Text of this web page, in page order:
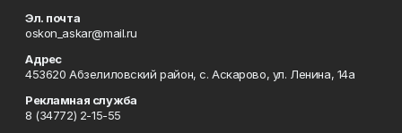
Эл. почта
oskon_askar@mail.ru
Адрес
453620 Абзелиловский район, с. Аскарово, ул. Ленина, 14а
Рекламная служба
8 (34772) 2-15-55